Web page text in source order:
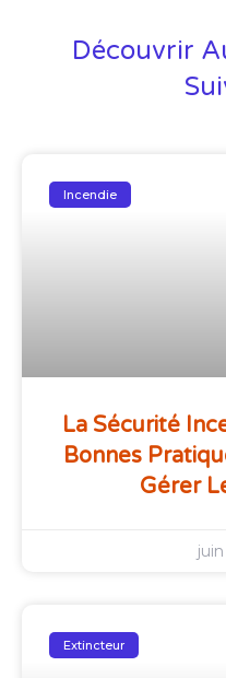
Découvrir
Incendie
La Sécurité
Bonnes
Gérer
Extincteur